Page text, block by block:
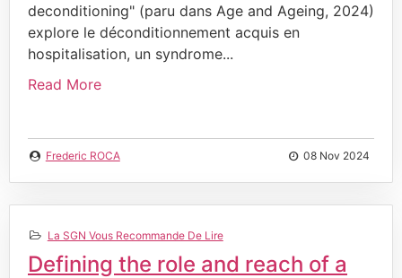
deconditioning" (paru dans Age and Ageing, 2024)
explore le déconditionnement acquis en
hospitalisation, un syndrome...
Read More
Frederic ROCA 08 Nov 2024
La SGN Vous Recommande De Lire
Defining the role and reach of a